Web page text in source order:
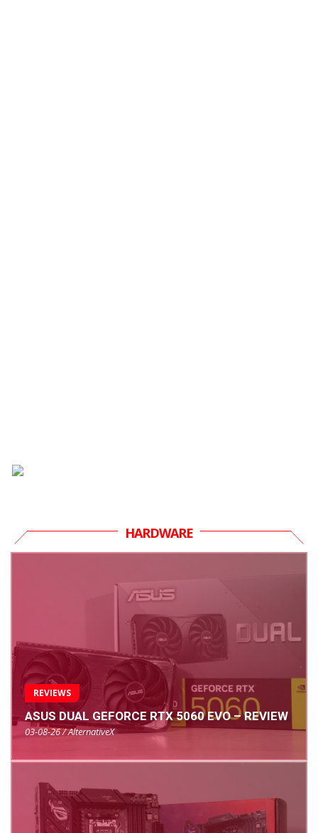
HARDWARE
REVIEWS
ASUS DUAL GEFORCE RTX 5060 EVO – REVIEW
03-08-26 / AlternativeX